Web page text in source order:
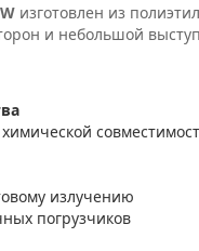
изготовлен из
и небольшой
излучению
погрузчиков